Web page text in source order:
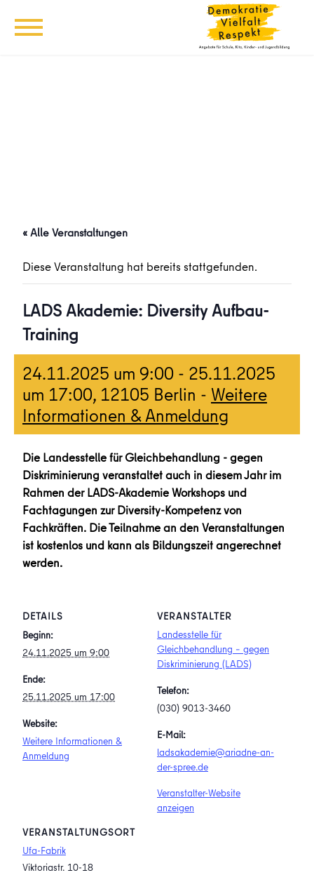
« Alle Veranstaltungen
Diese Veranstaltung hat bereits stattgefunden.
LADS Akademie: Diversity Aufbau-
Training
24.11.2025 um 9:00 - 25.11.2025
um 17:00, 12105 Berlin - Weitere
Informationen & Anmeldung
Die Landesstelle für Gleichbehandlung - gegen
Diskriminierung veranstaltet auch in diesem Jahr im
Rahmen der LADS-Akademie Workshops und
Fachtagungen zur Diversity-Kompetenz von
Fachkräften. Die Teilnahme an den Veranstaltungen
ist kostenlos und kann als Bildungszeit angerechnet
werden.
DETAILS
Beginn:
24.11.2025 um 9:00
Ende:
25.11.2025 um 17:00
Website:
Weitere Informationen &
Anmeldung
VERANSTALTUNGSORT
Ufa-Fabrik
Viktoriastr. 10-18
VERANSTALTER
Landesstelle für
Gleichbehandlung – gegen
Diskriminierung (LADS)
Telefon:
(030) 9013-3460
E-Mail:
ladsakademie@ariadne-an-
der-spree.de
Veranstalter-Website
anzeigen